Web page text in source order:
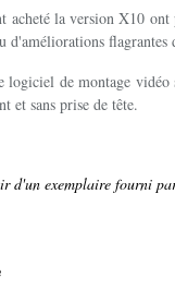
la version X10 ont
d'améliorations flagrantes
logiciel de montage
et sans prise de tête.
d'un exemplaire fourni